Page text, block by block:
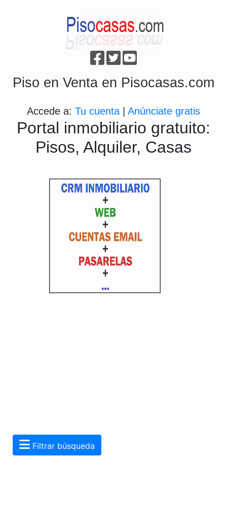
Piso en Venta en Pisocasas.com
Accede a: Tu cuenta Anúnciate gratis
Portal inmobiliario gratuito:
Pisos, Alquiler, Casas
Filtrar búsqueda